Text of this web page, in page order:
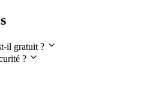
il gratuit ?
?